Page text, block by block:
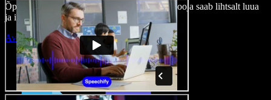
Õppimiskõver puudub, kõik töötab veebis – looja saab lihtsalt luua
ja ideed kiiresti ellu viia.
Ava Studio